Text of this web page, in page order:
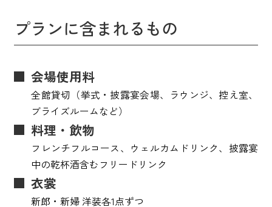
プランに含まれるもの
会場使用料
全館貸切（挙式・披露宴会場、ラウンジ、控え室、
ブライズルームなど）
料理・飲物
フレンチフルコース、ウェルカムドリンク、披露宴
中の乾杯酒含むフリードリンク
衣裳
新郎・新婦 洋装各1点ずつ